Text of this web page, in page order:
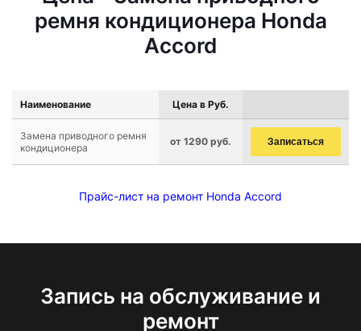
ремня кондиционера Honda
Accord
Наименование Цена в Руб.
Замена приводного ремня
кондиционера
от 1290 руб. Записаться
Прайс-лист на ремонт Honda Accord
Запись на обслуживание и
ремонт